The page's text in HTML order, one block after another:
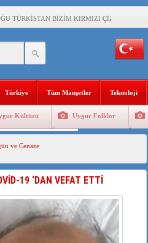
TÜRKİSTAN BİZİM KIRMIZI ÇİZGİMİZDİR!”
DOĞU TÜRKİSTAN
BAŞKANI’NA TEPKİLER SÜRÜYOR
ŞEHİTLERİNİ RAHMETLE ANIYORUZ
TÜRKİSTAN İÇİN KATLİAM AYI DEĞİLDİR !
ÇOCUĞU AİLELERİNDEN KOPARDI
Türkiye Tüm Manşetler Teknoloji
Kültürü Uygur Folklor
ve Cenaze
19 ‘DAN VEFAT ETTİ